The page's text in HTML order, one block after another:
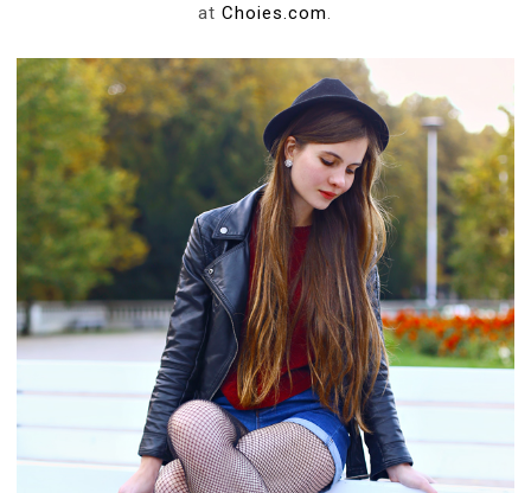
atChoies.com.